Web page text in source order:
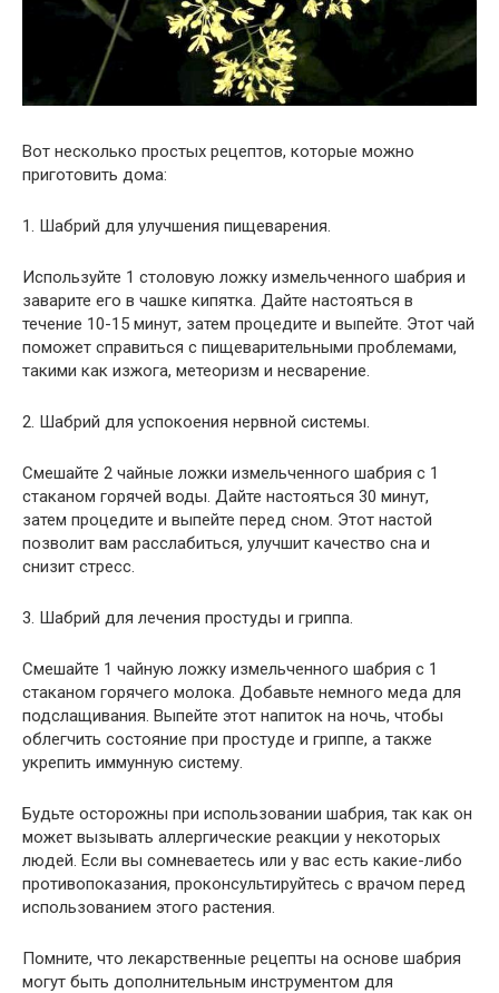
Вот несколько простых рецептов, которые можно
приготовить дома:
1. Шабрий для улучшения пищеварения.
Используйте 1 столовую ложку измельченного шабрия и
заварите его в чашке кипятка. Дайте настояться в
течение 10-15 минут, затем процедите и выпейте. Этот чай
поможет справиться с пищеварительными проблемами,
такими как изжога, метеоризм и несварение.
2. Шабрий для успокоения нервной системы.
Смешайте 2 чайные ложки измельченного шабрия с 1
стаканом горячей воды. Дайте настояться 30 минут,
затем процедите и выпейте перед сном. Этот настой
позволит вам расслабиться, улучшит качество сна и
снизит стресс.
3. Шабрий для лечения простуды и гриппа.
Смешайте 1 чайную ложку измельченного шабрия с 1
стаканом горячего молока. Добавьте немного меда для
подслащивания. Выпейте этот напиток на ночь, чтобы
облегчить состояние при простуде и гриппе, а также
укрепить иммунную систему.
Будьте осторожны при использовании шабрия, так как он
может вызывать аллергические реакции у некоторых
людей. Если вы сомневаетесь или у вас есть какие-либо
противопоказания, проконсультируйтесь с врачом перед
использованием этого растения.
Помните, что лекарственные рецепты на основе шабрия
могут быть дополнительным инструментом для